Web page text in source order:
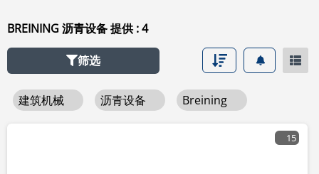
BREINING 沥青设备 提供 : 4
筛选
建筑机械 沥青设备 Breining
15